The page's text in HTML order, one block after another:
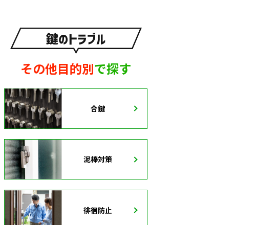
その他目的別で探す
合鍵
泥棒対策
徘徊防止